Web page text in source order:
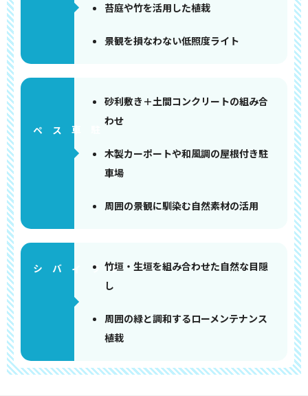
苔庭や竹を活用した植栽
景観を損なわない低照度ライト
砂利敷き＋土間コンクリートの組み合
わせ
木製カーポートや和風調の屋根付き駐
車場
周囲の景観に馴染む自然素材の活用
竹垣・生垣を組み合わせた自然な目隠
し
周囲の緑と調和するローメンテナンス
植栽